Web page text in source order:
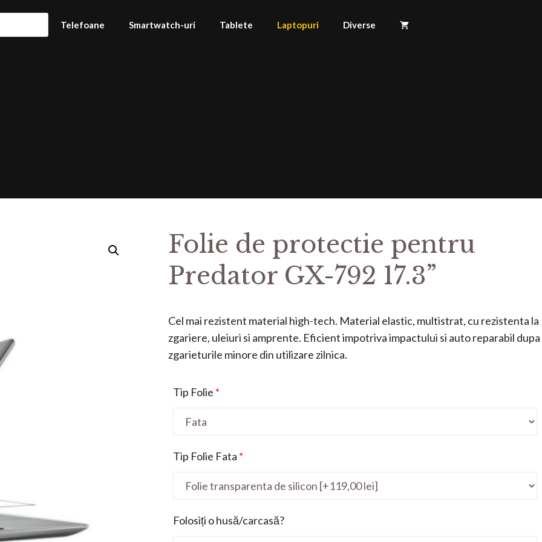
Telefoane Smartwatch-uri Tablete Laptopuri Diverse
Folie de protectie pentru
Predator GX-792 17.3”
Cel mai rezistent material high-tech. Material elastic, multistrat, cu rezistenta la
zgariere, uleiuri si amprente. Eficient impotriva impactului si auto reparabil dupa
zgarieturile minore din utilizare zilnica.
Tip Folie *
Tip Folie Fata *
Folosiți o husă/carcasă?